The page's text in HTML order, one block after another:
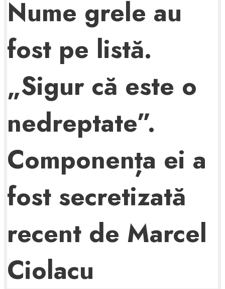
Nume grele au
fost pe listă.
„Sigur că este o
nedreptate”.
Componența ei a
fost secretizată
recent de Marcel
Ciolacu